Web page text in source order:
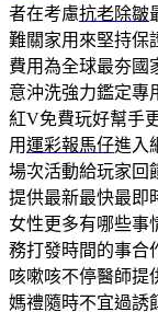
者在考慮抗老除皺
難關家用來堅持保
費用為全球最夯國
意沖洗強力鑑定專
紅V免費玩好幫手
用運彩報馬仔進入
場次活動給玩家回
提供最新最快最即
女性更多有哪些事
務打發時間的事合
咳嗽咳不停醫師提
媽禮隨時不宜過誘